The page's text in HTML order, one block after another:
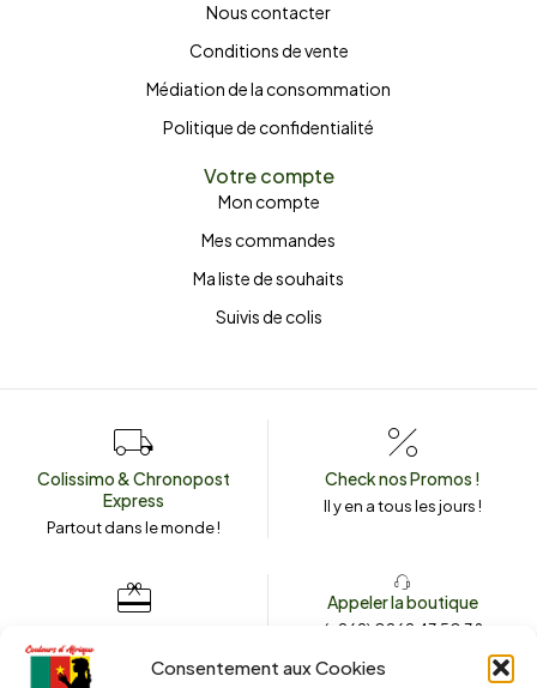
Consentement aux Cookies
Nous contacter
Conditions de vente
Médiation de la consommation
Politique de confidentialité
Votre compte
Mon compte
Mes commandes
Ma liste de souhaits
Suivis de colis
Colissimo & Chronopost
Express
Partout dans le monde !
Check nos Promos !
Il y en a tous les jours !
couleursdafrique974.com
Appeler la boutique
(+262) 0262 43 50 38